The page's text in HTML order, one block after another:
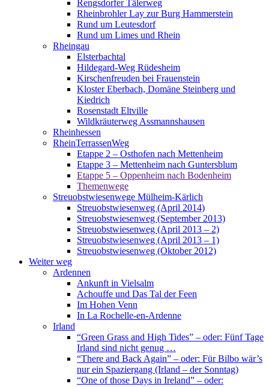
Rengsdorfer Tälerweg
Rheinbrohler Lay zur Burg Hammerstein
Rund um Leutesdorf
Rund um Limes und Rhein
Rheingau
Elsterbachtal
Hildegard-Weg Rüdesheim
Kirschenfreuden bei Frauenstein
Kloster Eberbach, Domäne Steinberg und
Kiedrich
Rosenstadt Eltville
Wildkräuterweg Assmannshausen
Rheinhessen
RheinTerrassenWeg
Etappe 2 – Osthofen nach Mettenheim
Etappe 3 – Mettenheim nach Guntersblum
Etappe 5 – Oppenheim nach Bodenheim
Themenwege
Streuobstwiesenwege Mülheim-Kärlich
Streuobstwiesenweg (April 2014)
Streuobstwiesenweg (September 2013)
Streuobstwiesenweg (April 2013 – 2)
Streuobstwiesenweg (April 2013 – 1)
Streuobstwiesenweg (Oktober 2012)
Weiter weg
Ardennen
Ankunft in Vielsalm
Achouffe und Das Tal der Feen
Im Hohen Venn
In La Rochelle-en-Ardenne
Irland
“Green Grass and High Tides” – oder: Fünf Tage
Irland sind nicht genug …
“There and Back Again” – oder: Für Bilbo wär’s
nur ein Spaziergang (Irland – der Sonntag)
“One of those Days in Ireland” – oder: